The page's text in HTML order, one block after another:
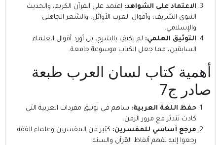
الاعتماد على الشواهد: اعتمد على القرآن الكريم، والحديث
النبوي الشريف، وأقوال العرب الأوائل، والشعر الجاهلي
والإسلامي.
التوثيق العلمي: لم يكتفِ بالشرح، بل أورد أقوال العلماء
السابقين، مما جعل الكتاب موسوعة جامعة.
أهمية كتاب لسان العرب طبعة
صادر ج7
حفظ اللغة العربية: ساهم في توثيق مفردات العربية التي
كادت تندثر مع مرور الزمن.
مرجع أساسي للمفسرين: كثير من المفسرين وعلماء الفقه
رجعوا إليه لفهم ألفاظ القرآن والسنة.